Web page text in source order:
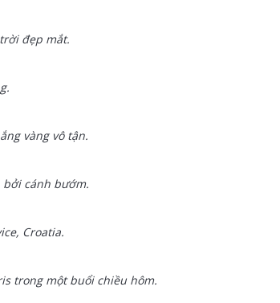
đẹp mắt.
vàng vô tận.
cánh bướm.
Croatia.
trong một buổi chiều hôm.